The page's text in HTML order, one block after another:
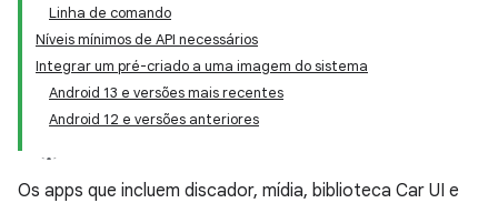
Linha de comando
Níveis mínimos de API necessários
Integrar um pré-criado a uma imagem do sistema
Android 13 e versões mais recentes
Android 12 e versões anteriores
Os apps que incluem discador, mídia, biblioteca Car UI e